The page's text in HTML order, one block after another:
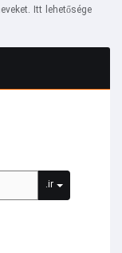
Itt lehetősége
.ir